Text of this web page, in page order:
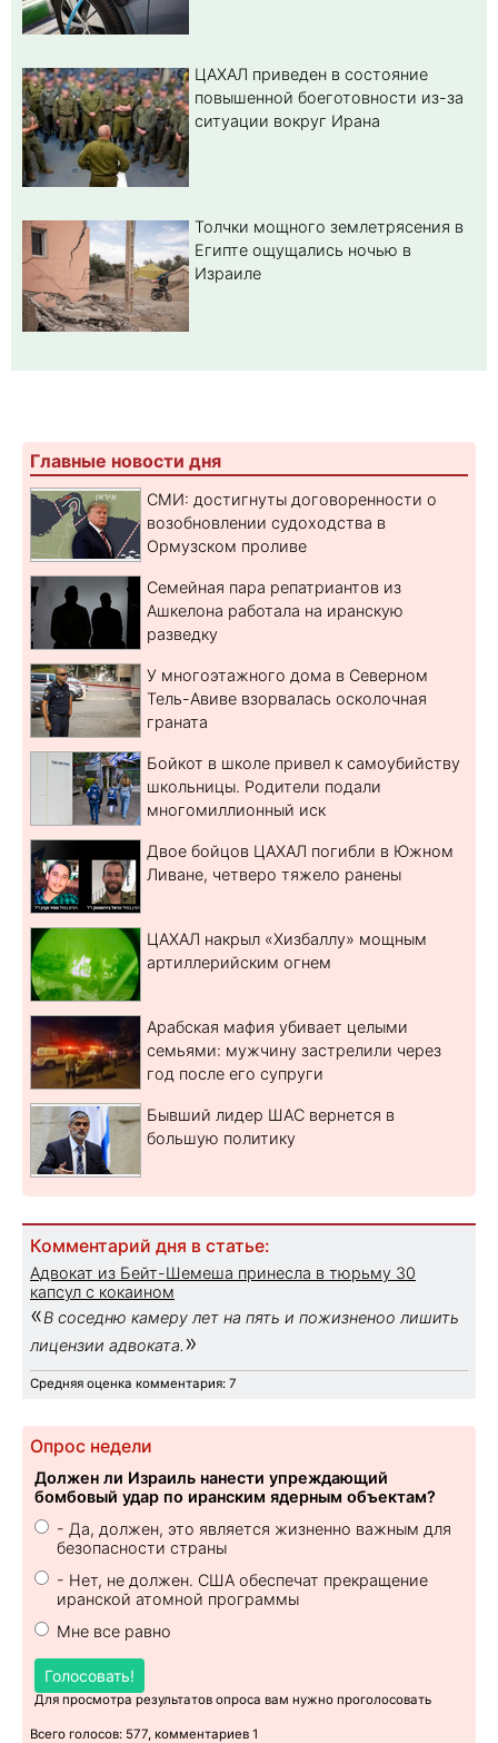
ЦАХАЛ приведен в состояние
повышенной боеготовности из-за
ситуации вокруг Ирана
Толчки мощного землетрясения в
Египте ощущались ночью в
Израиле
Главные новости дня
СМИ: достигнуты договоренности о
возобновлении судоходства в
Ормузском проливе
Семейная пара репатриантов из
Ашкелона работала на иранскую
разведку
У многоэтажного дома в Северном
Тель-Авиве взорвалась осколочная
граната
Бойкот в школе привел к самоубийству
школьницы. Родители подали
многомиллионный иск
Двое бойцов ЦАХАЛ погибли в Южном
Ливане, четверо тяжело ранены
ЦАХАЛ накрыл «Хизбаллу» мощным
артиллерийским огнем
Арабская мафия убивает целыми
семьями: мужчину застрелили через
год после его супруги
Бывший лидер ШАС вернется в
большую политику
Комментарий дня в статье:
Адвокат из Бейт-Шемеша принесла в тюрьму 30
капсул с кокаином
«В соседню камеру лет на пять и пожизненоо лишить
лицензии адвоката. »
Средняя оценка комментария: 7
Опрос недели
Должен ли Израиль нанести упреждающий
бомбовый удар по иранским ядерным объектам?
- Да, должен, это является жизненно важным для
безопасности страны
- Нет, не должен. США обеспечат прекращение
иранской атомной программы
Мне все равно
Голосовать!
Для просмотра результатов опроса вам нужно проголосовать
Всего голосов: 577, комментариев 1